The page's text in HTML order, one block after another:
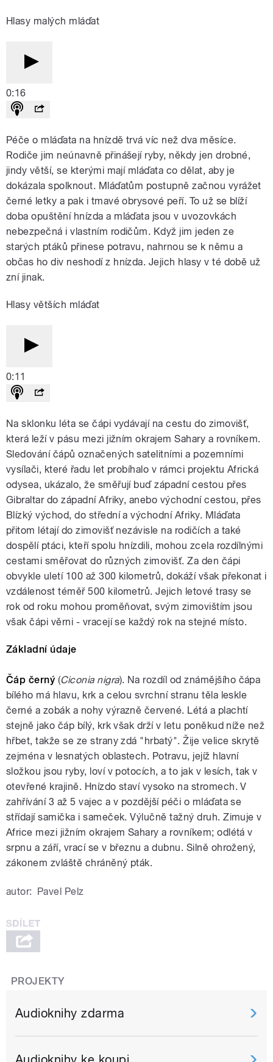
Hlasy malých mláďat
0:16
Péče o mláďata na hnízdě trvá víc než dva měsíce.
Rodiče jim neúnavně přinášejí ryby, někdy jen drobné,
jindy větší, se kterými mají mláďata co dělat, aby je
dokázala spolknout. Mláďatům postupně začnou vyrážet
černé letky a pak i tmavé obrysové peří. To už se blíží
doba opuštění hnízda a mláďata jsou v uvozovkách
nebezpečná i vlastním rodičům. Když jim jeden ze
starých ptáků přinese potravu, nahrnou se k němu a
občas ho div neshodí z hnízda. Jejich hlasy v té době už
zní jinak.
Hlasy větších mláďat
0:11
Na sklonku léta se čápi vydávají na cestu do zimovišť,
která leží v pásu mezi jižním okrajem Sahary a rovníkem.
Sledování čápů označených satelitními a pozemními
vysílači, které řadu let probíhalo v rámci projektu Africká
odysea, ukázalo, že směřují buď západní cestou přes
Gibraltar do západní Afriky, anebo východní cestou, přes
Blízký východ, do střední a východní Afriky. Mláďata
přitom létají do zimovišť nezávisle na rodičích a také
dospělí ptáci, kteří spolu hnízdili, mohou zcela rozdílnými
cestami směřovat do různých zimovišť. Za den čápi
obvykle uletí 100 až 300 kilometrů, dokáží však překonat i
vzdálenost téměř 500 kilometrů. Jejich letové trasy se
rok od roku mohou proměňovat, svým zimovištím jsou
však čápi věrni - vracejí se každý rok na stejné místo.
Základní údaje
Čáp černý (Ciconia nigra). Na rozdíl od známějšího čápa
bílého má hlavu, krk a celou svrchní stranu těla leskle
černé a zobák a nohy výrazně červené. Létá a plachtí
stejně jako čáp bílý, krk však drží v letu poněkud níže než
hřbet, takže se ze strany zdá "hrbatý". Žije velice skrytě
zejména v lesnatých oblastech. Potravu, jejíž hlavní
složkou jsou ryby, loví v potocích, a to jak v lesích, tak v
otevřené krajině. Hnízdo staví vysoko na stromech. V
zahřívání 3 až 5 vajec a v pozdější péči o mláďata se
střídají samička i sameček. Výlučně tažný druh. Zimuje v
Africe mezi jižním okrajem Sahary a rovníkem; odlétá v
srpnu a září, vrací se v březnu a dubnu. Silně ohrožený,
zákonem zvláště chráněný pták.
autor: Pavel Pelz
PROJEKTY
Audioknihy zdarma